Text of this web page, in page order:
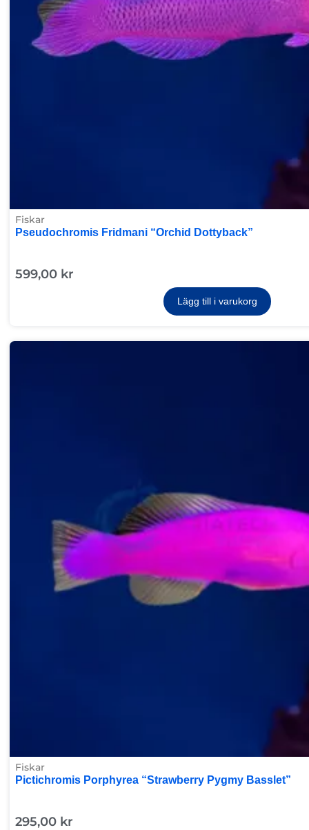
Pseudochromis Fridmani “Orchid Dottyback”
599,00 kr
Lägg till i varukorg
Fiskar
Pictichromis Porphyrea “Strawberry Pygmy Basslet”
295,00 kr
Fiskar